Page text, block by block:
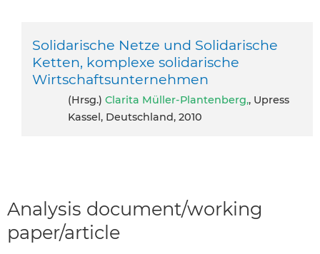
Solidarische Netze und Solidarische
Ketten, komplexe solidarische
Wirtschaftsunternehmen
(Hrsg.) Clarita Müller-Plantenberg,, Upress
Kassel, Deutschland, 2010
Analysis document/working
paper/article